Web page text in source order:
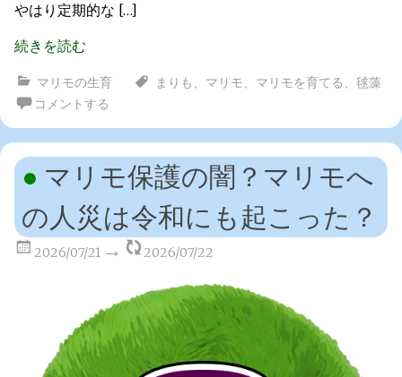
やはり定期的な […]
続きを読む
マリモの生育 まりも 、 マリモ、 マリモを育てる 、 毬藻
コメントする
マリモ保護の闇？マリモへ
の人災は令和にも起こった？
2026/07/21 2026/07/22